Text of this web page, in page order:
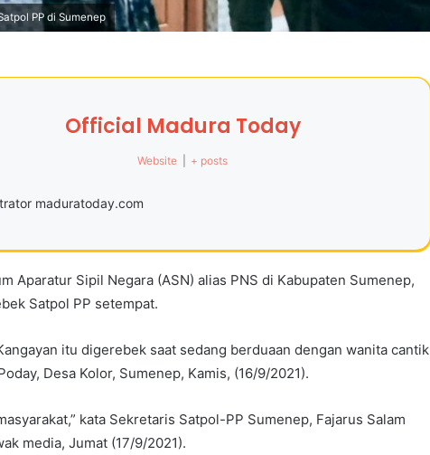
PP di Sumenep
Official Madura Today
Website + posts
maduratoday.com
Aparatur Sipil Negara (ASN) alias PNS di Kabupaten Sumenep,
Satpol PP setempat.
itu digerebek saat sedang berduaan dengan wanita cantik
Desa Kolor, Sumenep, Kamis, (16/9/2021).
kata Sekretaris Satpol-PP Sumenep, Fajarus Salam
media, Jumat (17/9/2021).